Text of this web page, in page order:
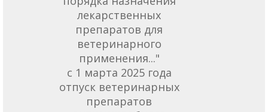
лекарственных
препаратов для
ветеринарного
применения..."
с 1 марта 2025 года
отпуск ветеринарных
препаратов